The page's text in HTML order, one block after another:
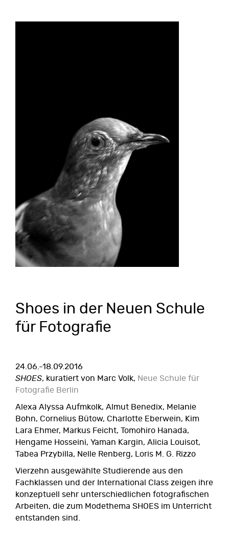
Shoes in der Neuen Schule
für Fotografie
24.06.-18.09.2016
SHOES, kuratiert von Marc Volk, Neue Schule für
Fotografie Berlin
Alexa Alyssa Aufmkolk, Almut Benedix, Melanie
Bohn, Cornelius Bütow, Charlotte Eberwein, Kim
Lara Ehmer, Markus Feicht, Tomohiro Hanada,
Hengame Hosseini, Yaman Kargin, Alicia Louisot,
Tabea Przybilla, Nelle Renberg, Loris M. G. Rizzo
Vierzehn ausgewählte Studierende aus den
Fachklassen und der International Class zeigen ihre
konzeptuell sehr unterschiedlichen fotografischen
Arbeiten, die zum Modethema SHOES im Unterricht
entstanden sind.